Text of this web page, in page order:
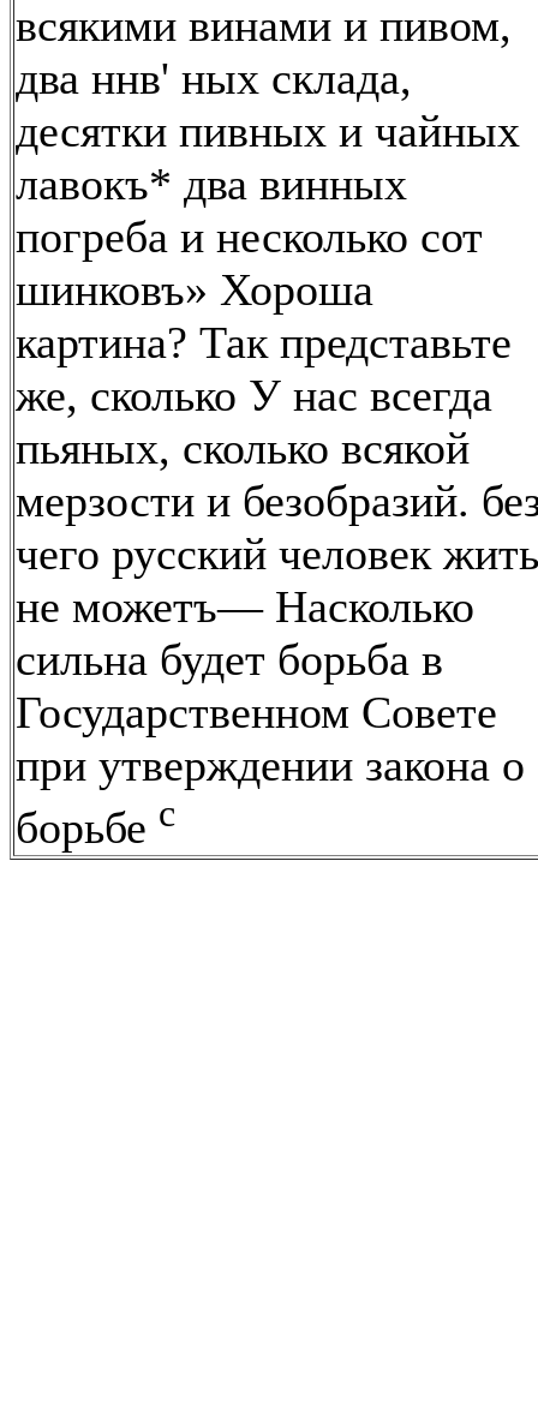
всякими винами и пивом,
два ннв' ных склада,
десятки пивных и чайных
лавокъ* два винных
погреба и несколько сот
шинковъ» Хороша
картина? Так представьте
же, сколько У нас всегда
пьяных, сколько всякой
мерзости и безобразий.
чего русский человек жить
не можетъ— Насколько
сильна будет борьба в
Государственном Совете
при утверждении закона о
борьбе с